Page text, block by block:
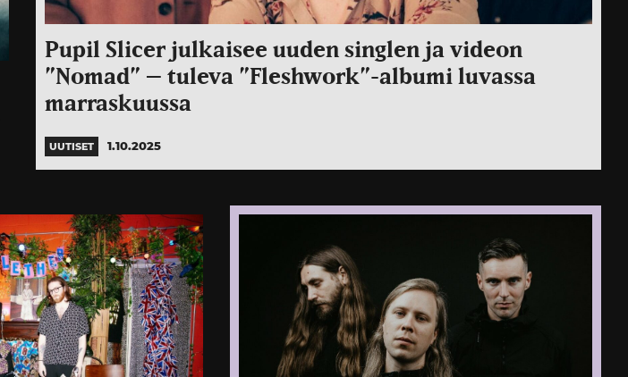
Pupil Slicer julkaisee uuden singlen ja videon
”Nomad” – tuleva ”Fleshwork”-albumi luvassa
marraskuussa
UUTISET 1.10.2025